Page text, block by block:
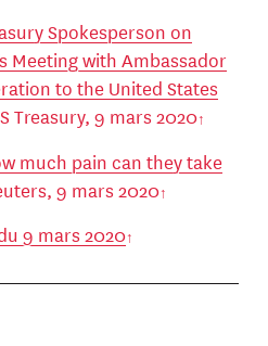
Spokesperson on
Meeting with Ambassador
to the United States
Treasury, 9 mars 2020
much pain can they take
9 mars 2020
9 mars 2020